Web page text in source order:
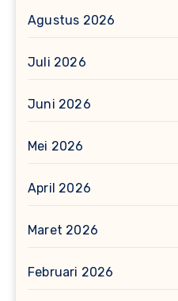
Agustus 2026
Juli 2026
Juni 2026
Mei 2026
April 2026
Maret 2026
Februari 2026